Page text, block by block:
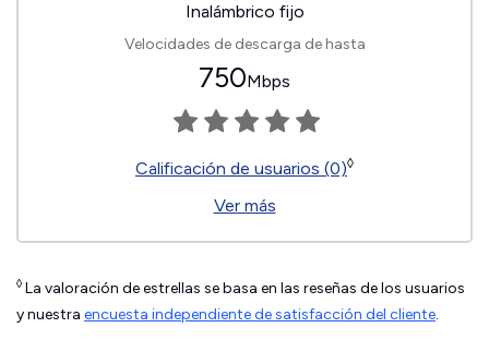
Inalámbrico fijo
Velocidades de descarga de hasta
750Mbps
Calificación de usuarios (0)◊
Ver más
◊ La valoración de estrellas se basa en las reseñas de los usuarios
y nuestra encuesta independiente de satisfacción del cliente.